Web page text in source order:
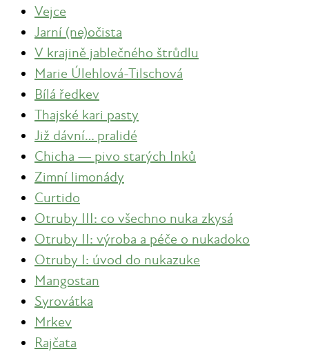
Vejce
Jarní (ne)očista
V krajině jablečného štrůdlu
Marie Úlehlová-Tilschová
Bílá ředkev
Thajské kari pasty
Již dávní… pralidé
Chicha — pivo starých Inků
Zimní limonády
Curtido
Otruby III: co všechno nuka zkysá
Otruby II: výroba a péče o nukadoko
Otruby I: úvod do nukazuke
Mangostan
Syrovátka
Mrkev
Rajčata